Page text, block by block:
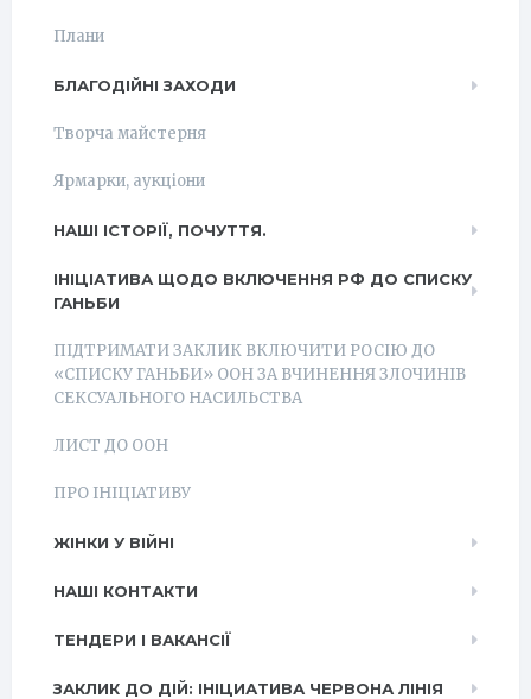
Плани
БЛАГОДІЙНІ ЗАХОДИ
Творча майстерня
Ярмарки, аукціони
НАШІ ІСТОРІЇ, ПОЧУТТЯ.
ІНІЦІАТИВА ЩОДО ВКЛЮЧЕННЯ РФ ДО СПИСКУ
ГАНЬБИ
ПІДТРИМАТИ ЗАКЛИК ВКЛЮЧИТИ РОСІЮ ДО
«СПИСКУ ГАНЬБИ» ООН ЗА ВЧИНЕННЯ ЗЛОЧИНІВ
СЕКСУАЛЬНОГО НАСИЛЬСТВА
ЛИСТ ДО ООН
ПРО ІНІЦІАТИВУ
ЖІНКИ У ВІЙНІ
НАШІ КОНТАКТИ
ТЕНДЕРИ І ВАКАНСІЇ
ЗАКЛИК ДО ДІЙ: ІНІЦИАТИВА ЧЕРВОНА ЛІНІЯ